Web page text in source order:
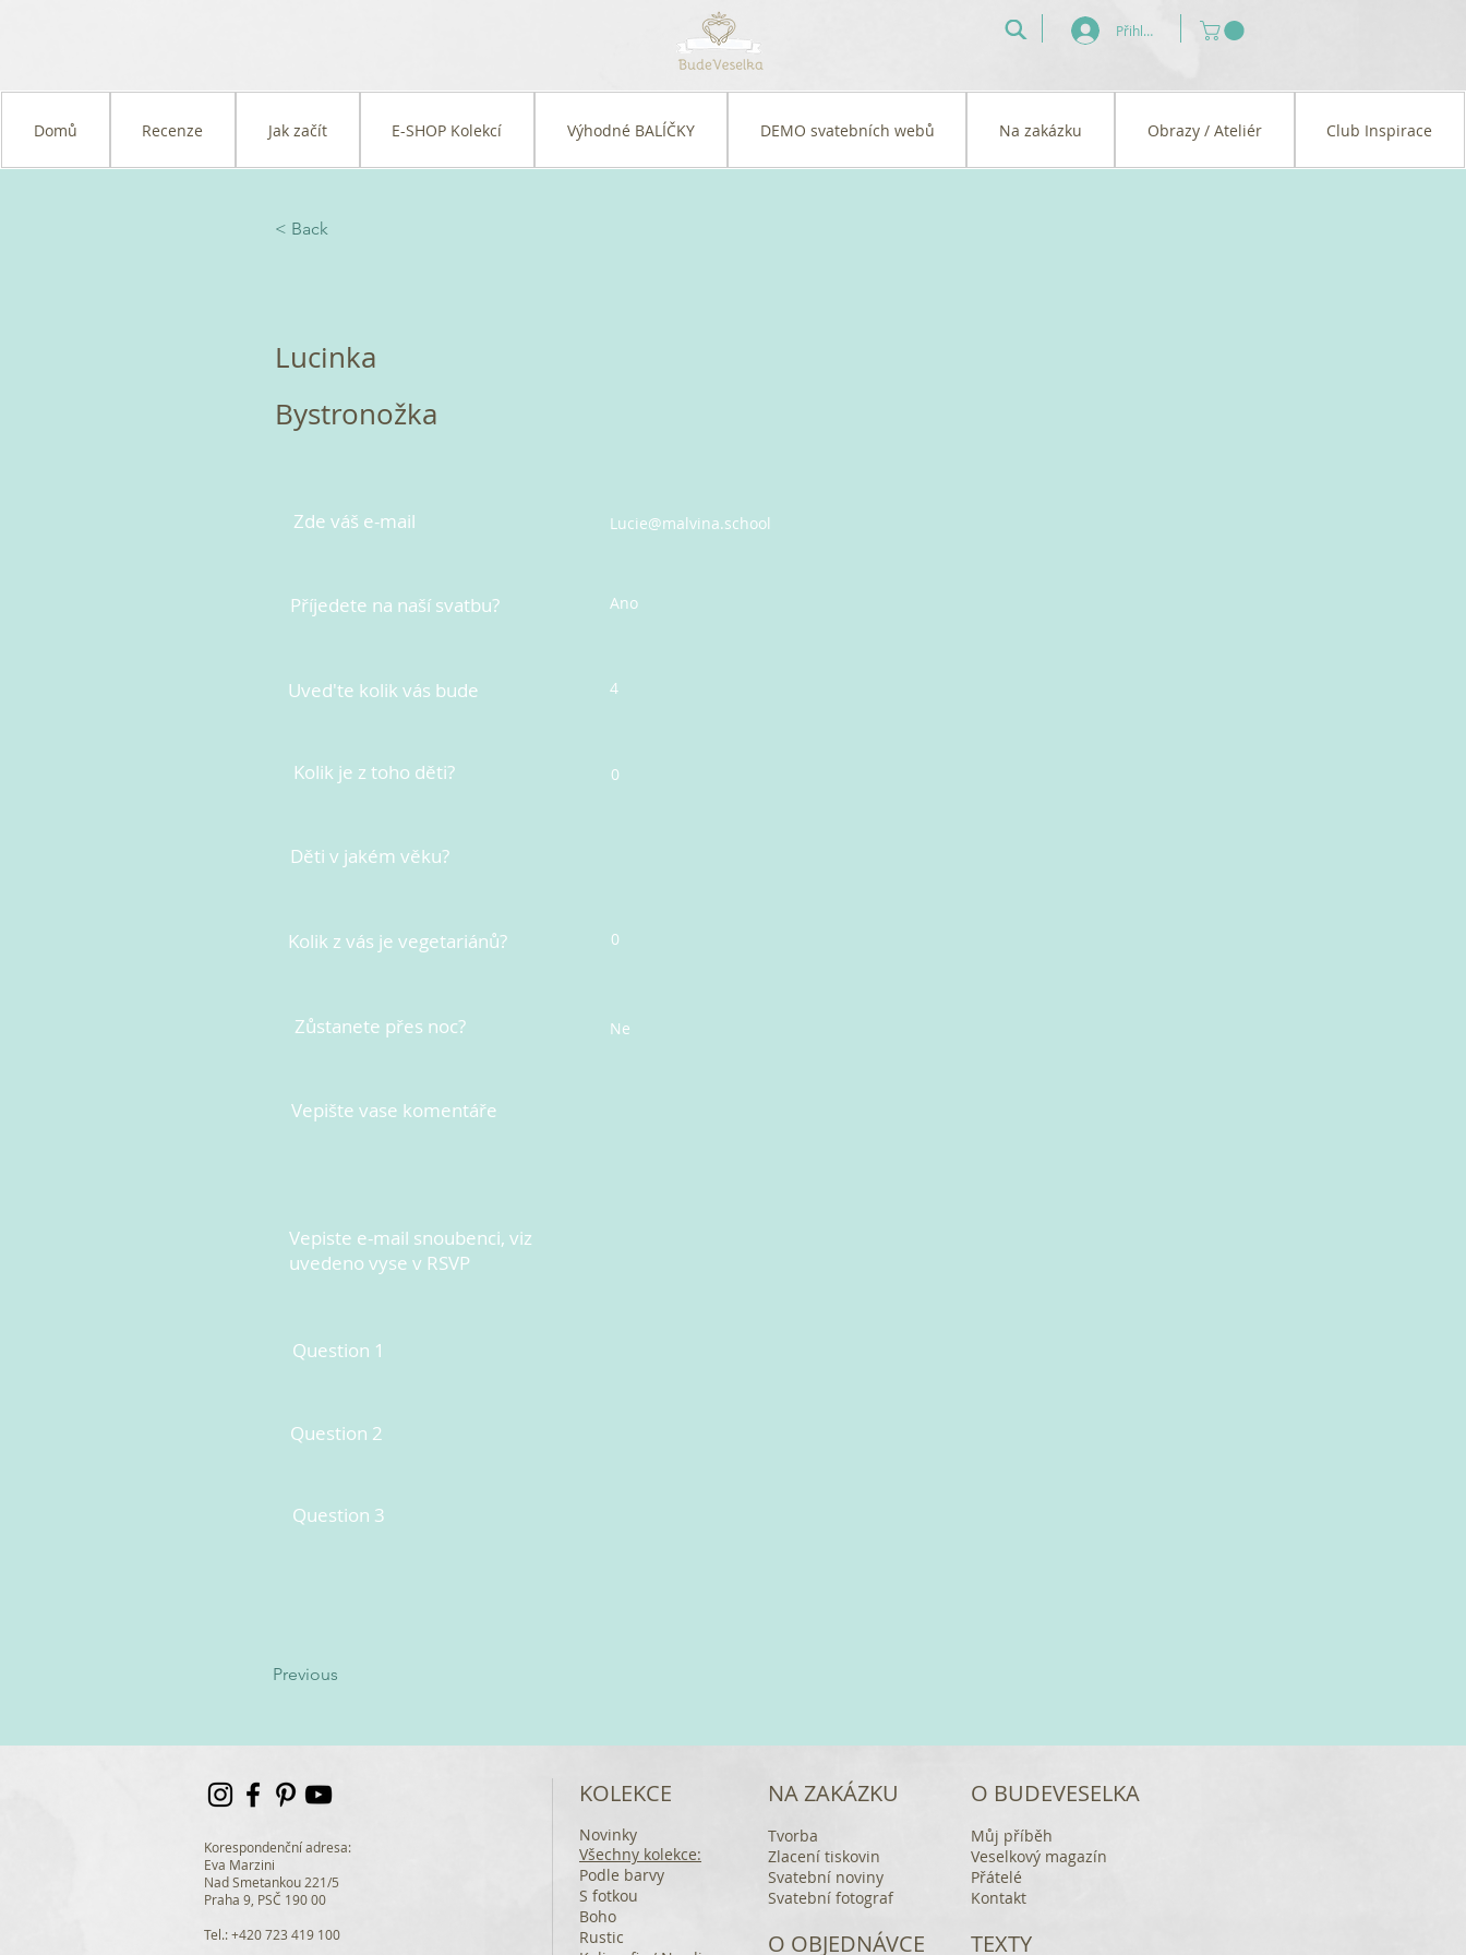
Přihlásit se
Domů Recenze Jak začít E-SHOP Kolekcí Výhodné BALÍČKY DEMO svatebních webů Na zakázku Obrazy / Ateliér Club Inspirace
< Back
Lucinka
Bystronožka
Zde váš e-mail Lucie@malvina.school
Příjedete na naší svatbu? Ano
Uved'te kolik vás bude 4
Kolik je z toho děti? 0
Děti v jakém věku?
Kolik z vás je vegetariánů? 0
Zůstanete přes noc? Ne
Vepište vase komentáře
Vepiste e-mail snoubenci, viz
uvedeno vyse v RSVP
Question 1
Question 2
Question 3
Previous
Korespondenční adresa:
Eva Marzini
Nad Smetankou 221/5
Praha 9, PSČ 190 00
Tel.: +420 723 419 100
KOLEKCE
Novinky
Všechny kolekce:
Podle barvy
S fotkou
Boho
Rustic
NA ZAKÁZKU
Tvorba
Zlacení tiskovin
Svatební noviny
Svatební fotograf
O OBJEDNÁVCE
O BUDEVESELKA
Můj příběh
Veselkový magazín
Přátelé
Kontakt
TEXTY